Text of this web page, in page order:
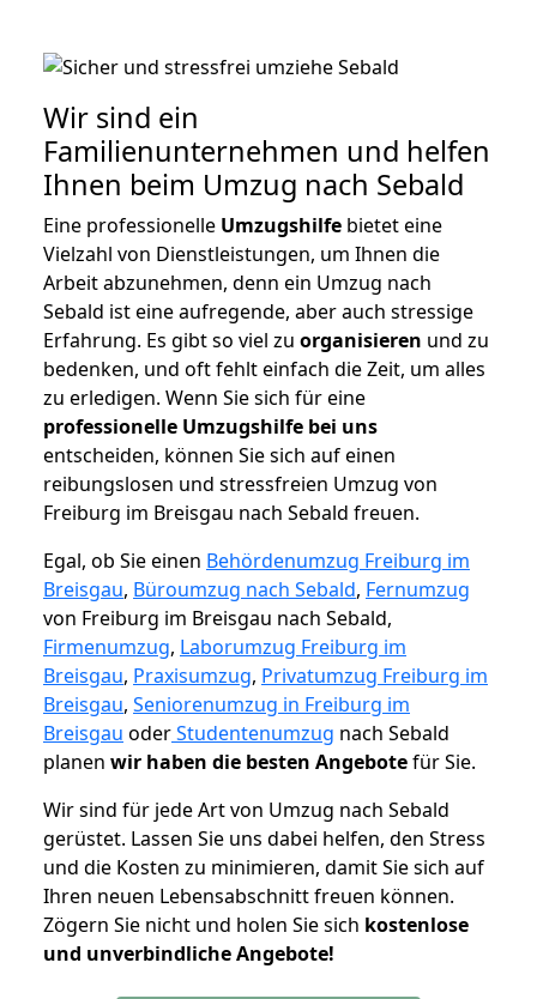
Wir sind ein
Familienunternehmen und helfen
Ihnen beim Umzug nach Sebald
Eine professionelle Umzugshilfe bietet eine
Vielzahl von Dienstleistungen, um Ihnen die
Arbeit abzunehmen, denn ein Umzug nach
Sebald ist eine aufregende, aber auch stressige
Erfahrung. Es gibt so viel zu organisieren und zu
bedenken, und oft fehlt einfach die Zeit, um alles
zu erledigen. Wenn Sie sich für eine
professionelle Umzugshilfe bei uns
entscheiden, können Sie sich auf einen
reibungslosen und stressfreien Umzug von
Freiburg im Breisgau nach Sebald freuen.
Egal, ob Sie einen Behördenumzug Freiburg im
Breisgau, Büroumzug nach Sebald, Fernumzug
von Freiburg im Breisgau nach Sebald,
Firmenumzug, Laborumzug Freiburg im
Breisgau, Praxisumzug, Privatumzug Freiburg im
Breisgau, Seniorenumzug in Freiburg im
Breisgau oderStudentenumzug nach Sebald
planen wir haben die besten Angebotefür Sie.
Wir sind für jede Art von Umzug nach Sebald
gerüstet. Lassen Sie uns dabei helfen, den Stress
und die Kosten zu minimieren, damit Sie sich auf
Ihren neuen Lebensabschnitt freuen können.
Zögern Sie nicht und holen Sie sich kostenlose
und unverbindliche Angebote!